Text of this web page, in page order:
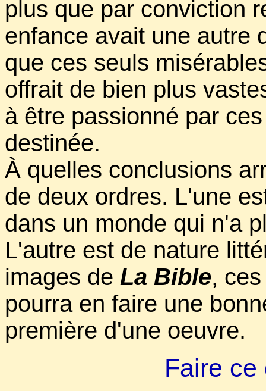
plus que par conviction
enfance avait une autre
que ces seuls
offrait de bien plus
à être passionné par
destinée.
À quelles conclusions
de deux ordres. L'une
dans un monde qui n'a
L'autre est de nature
images de La Bible,
pourra en faire une
première d'une oeuvre.
Faire ce